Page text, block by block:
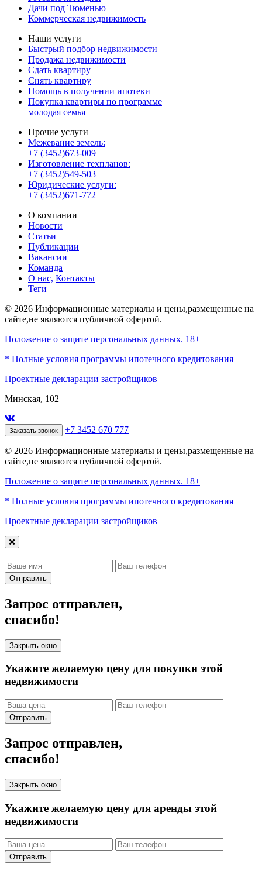
Дачи под Тюменью
Коммерческая недвижимость
Наши услуги
Быстрый подбор недвижимости
Продажа недвижимости
Сдать квартиру
Снять квартиру
Помощь в получении ипотеки
Покупка квартиры по программе
молодая семья
Прочие услуги
Межевание земель:
+7 (3452)673-009
Изготовление техпланов:
+7 (3452)549-503
Юридические услуги:
+7 (3452)671-772
О компании
Новости
Статьи
Публикации
Вакансии
Команда
О нас, Контакты
Теги
© 2026 Информационные материалы и цены,размещенные на
сайте,не являются публичной офертой.
Положение о защите персональных данных. 18+
* Полные условия программы ипотечного кредитования
Проектные декларации застройщиков
Минская, 102
Заказать звонок +7 3452 670 777
© 2026 Информационные материалы и цены,размещенные на
сайте,не являются публичной офертой.
Положение о защите персональных данных. 18+
* Полные условия программы ипотечного кредитования
Проектные декларации застройщиков
Отправить
Запрос отправлен,
спасибо!
Закрыть окно
Укажите желаемую цену для покупки этой
недвижимости
Отправить
Запрос отправлен,
спасибо!
Закрыть окно
Укажите желаемую цену для аренды этой
недвижимости
Отправить